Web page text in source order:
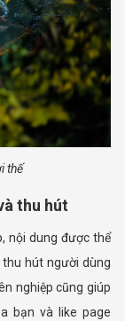
thế
thu hút
nội dung được thể
hút người dùng
nghiệp cũng giúp
bạn và like page